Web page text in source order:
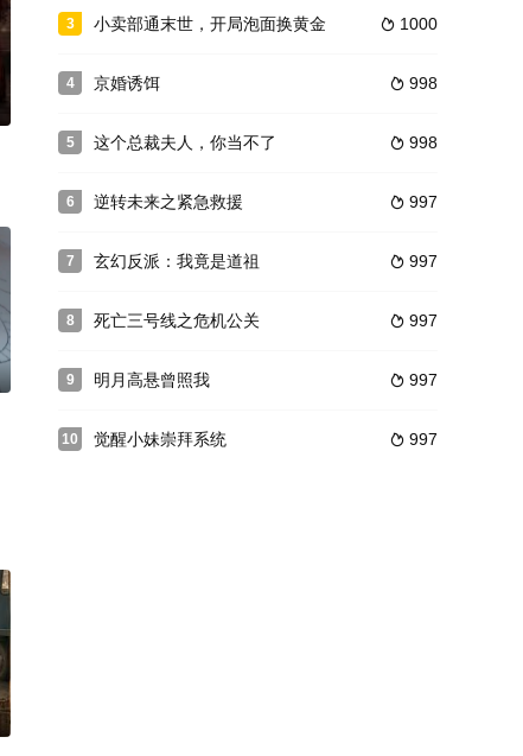
3  1000
小卖部通末世，开局泡面换黄金
4  998
京婚诱饵
5  998
这个总裁夫人，你当不了
6  997
逆转未来之紧急救援
7  997
玄幻反派：我竟是道祖
8  997
死亡三号线之危机公关
9  997
明月高悬曾照我
10  997
觉醒小妹崇拜系统